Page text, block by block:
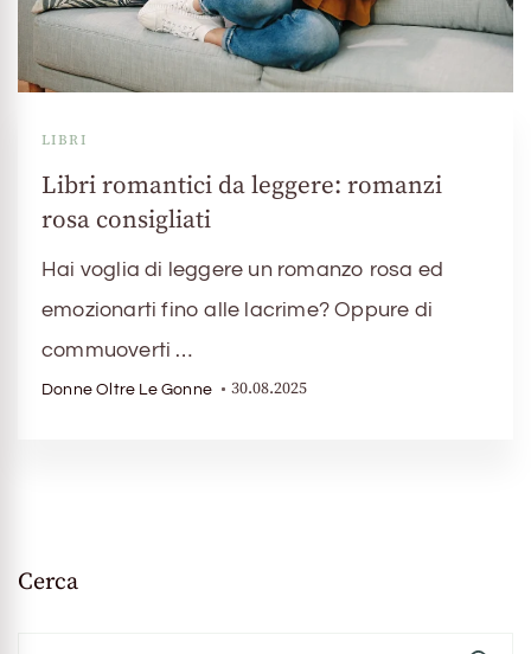
LIBRI
Libri romantici da leggere: romanzi
rosa consigliati
Hai voglia di leggere un romanzo rosa ed
emozionarti fino alle lacrime? Oppure di
commuoverti …
Donne Oltre Le Gonne 30.08.2025
Cerca